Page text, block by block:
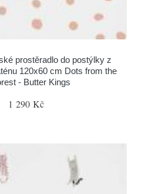
prostěradlo do postýlky z
120x60 cm Dots from the
- Butter Kings
1 290 Kč